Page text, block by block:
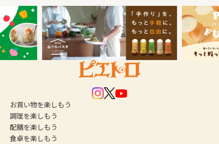
お買い物を楽しもう
調理を楽しもう
配膳を楽しもう
食卓を楽しもう